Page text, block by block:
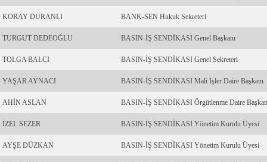
KORAY DURANLI BANK-SEN Hukuk Sekreteri
TURGUT DEDEOĞLU BASIN-İŞ SENDİKASI Genel Başkanı
TOLGA BALCI BASIN-İŞ SENDİKASI Genel Sekreteri
YAŞAR AYNACI BASIN-İŞ SENDİKASI Mali İşler Daire Başkanı
AHİN ASLAN BASIN-İŞ SENDİKASI Örgütlenme Daire
İZEL SEZER BASIN-İŞ SENDİKASI Yönetim Kurulu Üyesi
AYŞE DÜZKAN BASIN-İŞ SENDİKASI Yönetim Kurulu Üyesi